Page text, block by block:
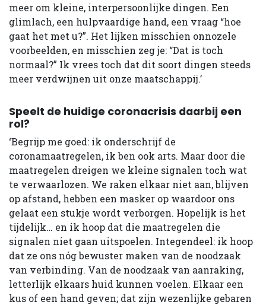
meer om kleine, interpersoonlijke dingen. Een
glimlach, een hulpvaardige hand, een vraag “hoe
gaat het met u?”. Het lijken misschien onnozele
voorbeelden, en misschien zeg je: “Dat is toch
normaal?” Ik vrees toch dat dit soort dingen steeds
meer verdwijnen uit onze maatschappij.’
Speelt de huidige coronacrisis daarbij een
rol?
‘Begrijp me goed: ik onderschrijf de
coronamaatregelen, ik ben ook arts. Maar door die
maatregelen dreigen we kleine signalen toch wat
te verwaarlozen. We raken elkaar niet aan, blijven
op afstand, hebben een masker op waardoor ons
gelaat een stukje wordt verborgen. Hopelijk is het
tijdelijk… en ik hoop dat die maatregelen die
signalen niet gaan uitspoelen. Integendeel: ik hoop
dat ze ons nóg bewuster maken van de noodzaak
van verbinding. Van de noodzaak van aanraking,
letterlijk elkaars huid kunnen voelen. Elkaar een
kus of een hand geven; dat zijn wezenlijke gebaren